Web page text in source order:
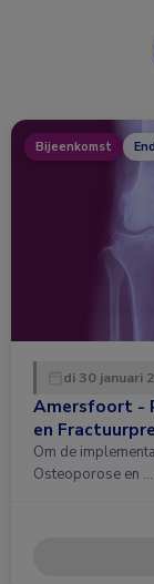
Bijeenkomst
di 30 januari
Amersfoort -
en
Om de
Osteoporose en …